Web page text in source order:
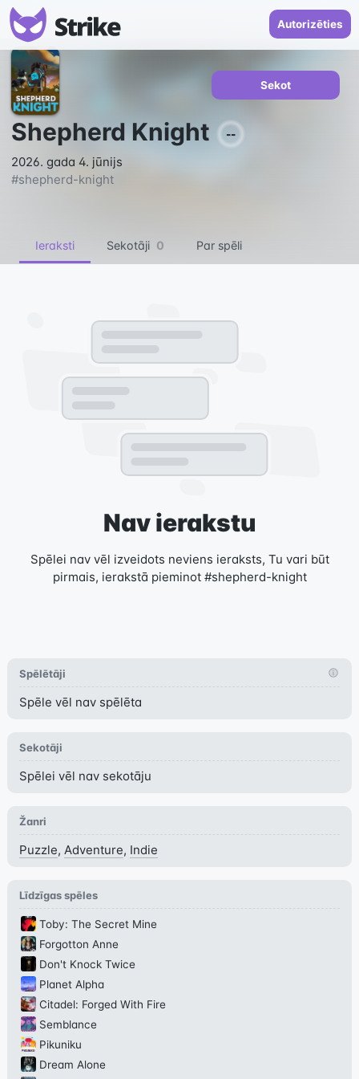
Autorizēties
Shepherd Knight --
2026. gada 4. jūnijs
#shepherd-knight
Sekot
Ieraksti Sekotāji 0 Par spēli
Nav ierakstu
Spēlei nav vēl izveidots neviens ieraksts, Tu vari būt
pirmais, ierakstā pieminot #shepherd-knight
Spēlētāji
Spēle vēl nav spēlēta
Sekotāji
Spēlei vēl nav sekotāju
Žanri
Puzzle, Adventure, Indie
Līdzīgas spēles
Toby: The Secret Mine
Forgotton Anne
Don't Knock Twice
Planet Alpha
Citadel: Forged With Fire
Semblance
Pikuniku
Dream Alone